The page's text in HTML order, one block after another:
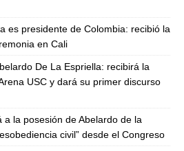
es presidente de Colombia: recibió la
en Cali
De La Espriella: recibirá la
USC y dará su primer discurso
a la posesión de Abelardo de la
civil” desde el Congreso